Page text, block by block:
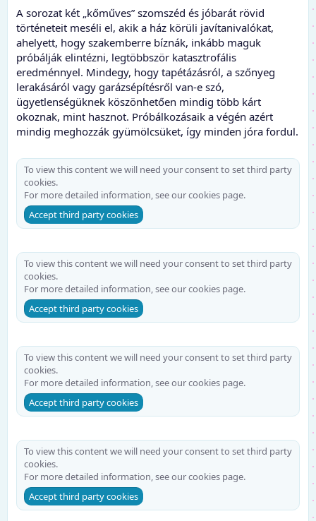
A sorozat két „kőműves” szomszéd és jóbarát rövid
történeteit meséli el, akik a ház körüli javítanivalókat,
ahelyett, hogy szakemberre bíznák, inkább maguk
próbálják elintézni, legtöbbször katasztrofális
eredménnyel. Mindegy, hogy tapétázásról, a szőnyeg
lerakásáról vagy garázsépítésről van-e szó,
ügyetlenségüknek köszönhetően mindig több kárt
okoznak, mint hasznot. Próbálkozásaik a végén azért
mindig meghozzák gyümölcsüket, így minden jóra fordul.
To view this content we will need your consent to set third party
cookies.
For more detailed information, see ourcookies page.
Accept third party cookies
To view this content we will need your consent to set third party
cookies.
For more detailed information, see ourcookies page.
Accept third party cookies
To view this content we will need your consent to set third party
cookies.
For more detailed information, see ourcookies page.
Accept third party cookies
To view this content we will need your consent to set third party
cookies.
For more detailed information, see ourcookies page.
Accept third party cookies